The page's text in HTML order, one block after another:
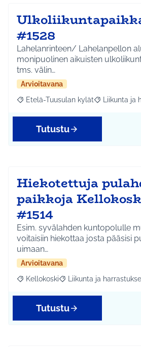
#1528
Lahelanrinteen/ Lahelanpellon
monipuolinen aikuisten
tms. välin…
Arvioitavana
Rajaa tulokset aihepiirin mukaan:
Etelä-Tuusulan kylät RajaaLiikunta ja
Tutustu
Hiekotettuja
paikkoja
#1514
Esim. syvälahden kuntopolulle
voitaisiin hiekottaa josta pääsisi
uimaan…
Arvioitavana
Rajaa tulokset aihepiirin mukaan:
Kellokoski Rajaa tulokset teeman
Liikunta ja
Tutustu